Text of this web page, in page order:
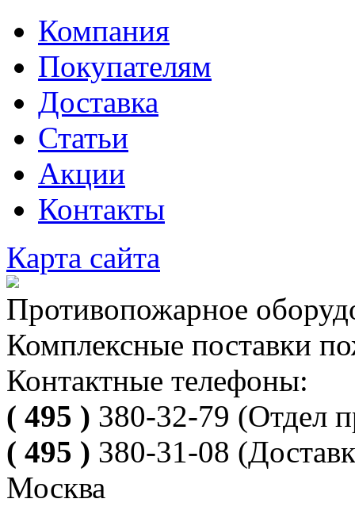
Компания
Покупателям
Доставка
Статьи
Акции
Контакты
Карта сайта
Противопожарное
Комплексные поставки
Контактные телефоны:
( 495 ) 380-32-79 (Отдел
( 495 ) 380-31-08
Москва